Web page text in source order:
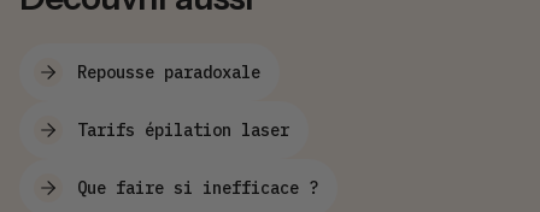
Repousse paradoxale
Tarifs épilation laser
Que faire si inefficace ?